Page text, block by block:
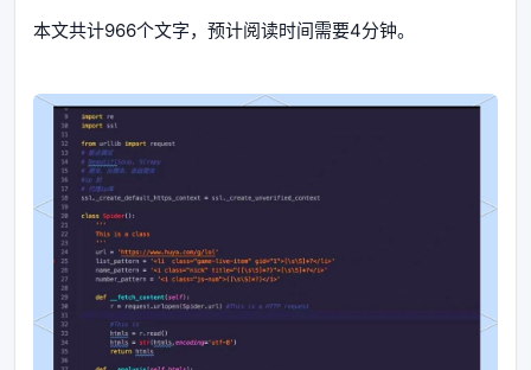
本文共计966个文字，预计阅读时间需要4分钟。